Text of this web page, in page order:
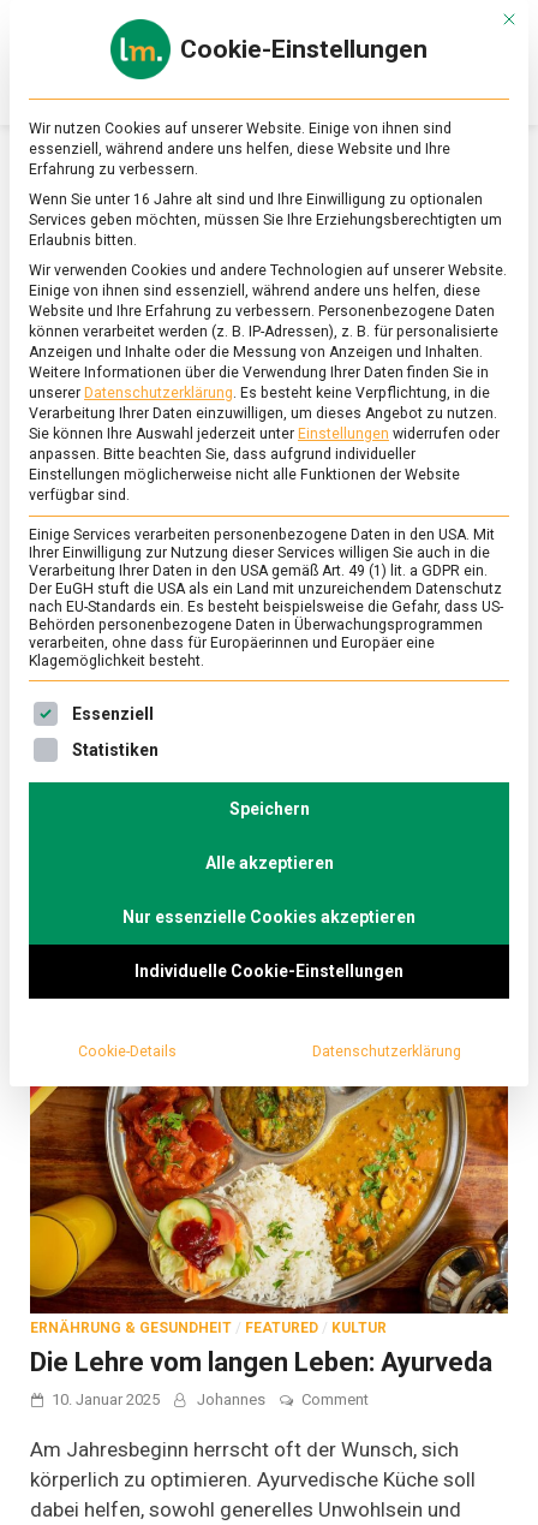
Online-
Magazin
zu
&
Ernährung
SCHLAGWORT:RESTAURANT
ERNÄHRUNG & GESUNDHEIT /FEATURED
Rundstück warm, der Ur-Burger aus
Hamburg
4. Juli 2025
Ur-
Der Name lässt vermuten, dass der Hamburger
etwas mit Hamburg zu tun hat. Allerdings ist der
Burger, so wie wir ihn heute kennen und mögen, klar
Spezialität aus Hamburg, die man als Vorläufer des
ERNÄHRUNG & GESUNDHEIT / FEATURED / KULTUR
Die Lehre vom langen Leben: Ayurveda
10. Januar 2025 Johannes Commenton
Lehre
vom
langen
Leben:
Am Jahresbeginn herrscht oft der Wunsch, sich
körperlich zu optimieren. Ayurvedische Küche soll
dabei helfen, sowohl generelles Unwohlsein und
Mit
Cookie-Einstellungen
Wir nutzen Cookies auf unserer Website. Einige von ihnen sind
essenziell, während andere uns helfen, diese Website und Ihre
Erfahrung zu verbessern.
Wenn Sie unter 16 Jahre alt sind und Ihre Einwilligung zu optionalen
Services geben möchten, müssen Sie Ihre Erziehungsberechtigten um
Erlaubnis bitten.
Wir verwenden Cookies und andere Technologien auf unserer Website.
Einige von ihnen sind essenziell, während andere uns helfen, diese
Website und Ihre Erfahrung zu verbessern. Personenbezogene Daten
können verarbeitet werden (z. B. IP-Adressen), z. B. für personalisierte
Anzeigen und Inhalte oder die Messung von Anzeigen und Inhalten.
Weitere Informationen über die Verwendung Ihrer Daten finden Sie in
unserer Datenschutzerklärung. Es besteht keine Verpflichtung, in die
Verarbeitung Ihrer Daten einzuwilligen, um dieses Angebot zu nutzen.
Sie können Ihre Auswahl jederzeit unter Einstellungen widerrufen oder
anpassen. Bitte beachten Sie, dass aufgrund individueller
Einstellungen möglicherweise nicht alle Funktionen der Website
verfügbar sind.
Einige Services verarbeiten personenbezogene Daten in den USA. Mit
Ihrer Einwilligung zur Nutzung dieser Services willigen Sie auch in die
Verarbeitung Ihrer Daten in den USA gemäß Art. 49 (1) lit. a GDPR ein.
Der EuGH stuft die USA als ein Land mit unzureichendem Datenschutz
nach EU-Standards ein. Es besteht beispielsweise die Gefahr, dass US-
Behörden personenbezogene Daten in Überwachungsprogrammen
verarbeiten, ohne dass für Europäerinnen und Europäer eine
Klagemöglichkeit besteht.
Es folgt eine Liste der Service-Gruppen, für die eine
Essenziell
Statistiken
Speichern
Alle akzeptieren
Nur essenzielle Cookies akzeptieren
Individuelle Cookie-Einstellungen
Cookie-Details Datenschutzerklärung